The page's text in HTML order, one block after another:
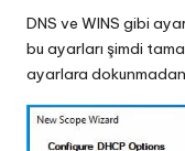
DNS ve WINS gibi
bu ayarları şimdi
ayarlara dokunmadan